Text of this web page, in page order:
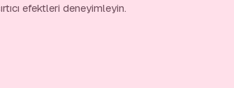
efektleri deneyimleyin.